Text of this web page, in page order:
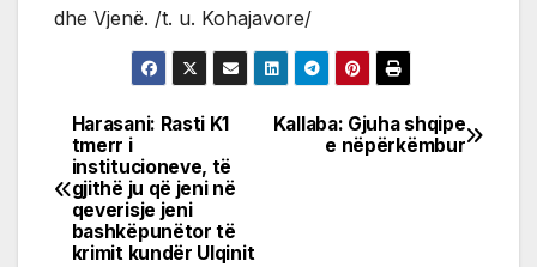
dhe Vjenë. /t. u. Kohajavore/
Post
navigation
Kallaba: Gjuha shqipe
e nëpërkëmbur
Harasani: Rasti K1
tmerr i
institucioneve, të
gjithë ju që jeni në
qeverisje jeni
bashkëpunëtor të
krimit kundër Ulqinit